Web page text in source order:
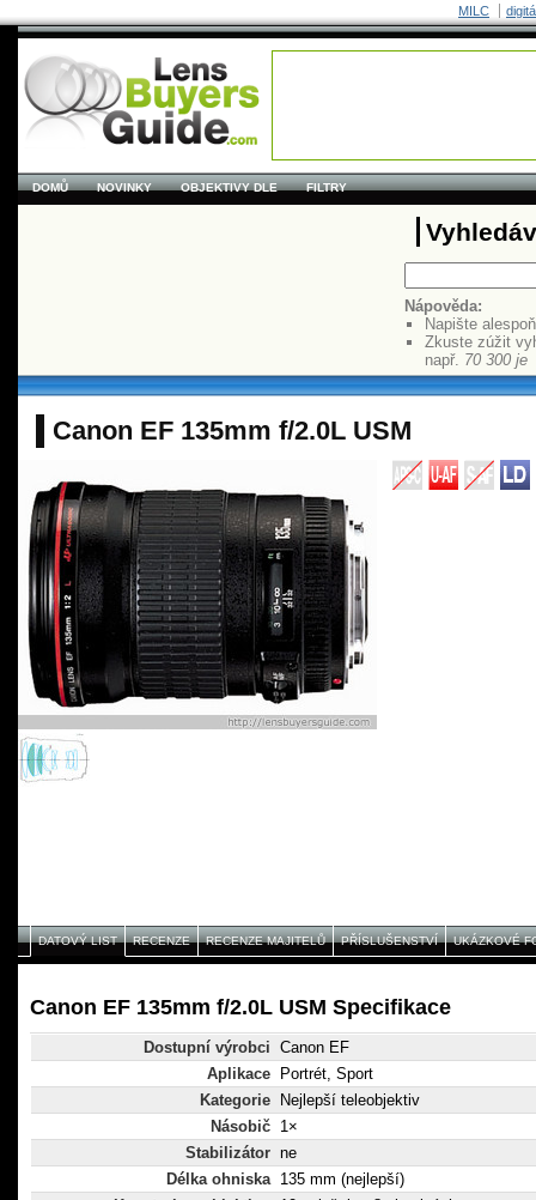
MILC
DOMŮ NOVINKY OBJEKTIVY DLE FILTRY
Nápověda:
Napište
Zkuste zúžit
např. 70 300 je
Canon EF 135mm f/2.0L USM
DATOVÝ LIST RECENZE RECENZE MAJITELŮ PŘÍSLUŠENSTVÍ UKÁZKOVÉ
Canon EF 135mm f/2.0L USM Specifikace
Dostupní výrobci Canon EF
Aplikace
Portrét, Sport
Kategorie
Nejlepší teleobjektiv
Násobič 1×
Stabilizátor ne
Délka ohniska 135 mm (nejlepší)